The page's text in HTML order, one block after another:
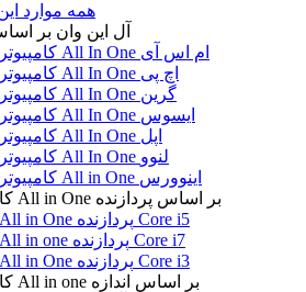
همه موارد
آل این وان بر
کامپیوتر All In One ام اس آی
کامپیوتر All In One اچ پی
کامپیوتر All In One گرین
کامپیوتر All In One ایسوس
کامپیوتر All In One اپل
کامپیوتر All In One لنوو
کامپیوتر All in One اینوورس
کامپیوتر All in One بر اساس پردازنده
All in One پردازنده Core i5
All in one پردازنده Core i7
All in One پردازنده Core i3
کامپیوتر All in one بر اساس اندازه